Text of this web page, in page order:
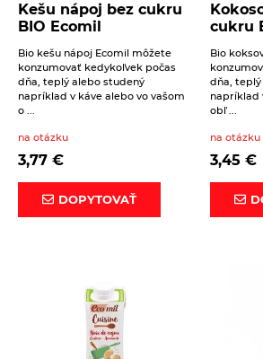
Kešu nápoj bez cukru
BIO Ecomil
Bio kešu nápoj Ecomil môžete
konzumovať kedykoľvek počas
dňa, teplý alebo studený
napríklad v káve alebo vo vašom
o ...
na otázku
3,77 €
DOPYTOVAŤ
cukru
Bio
dňa,
napríklad
obľ ...
na otázku
3,45 €